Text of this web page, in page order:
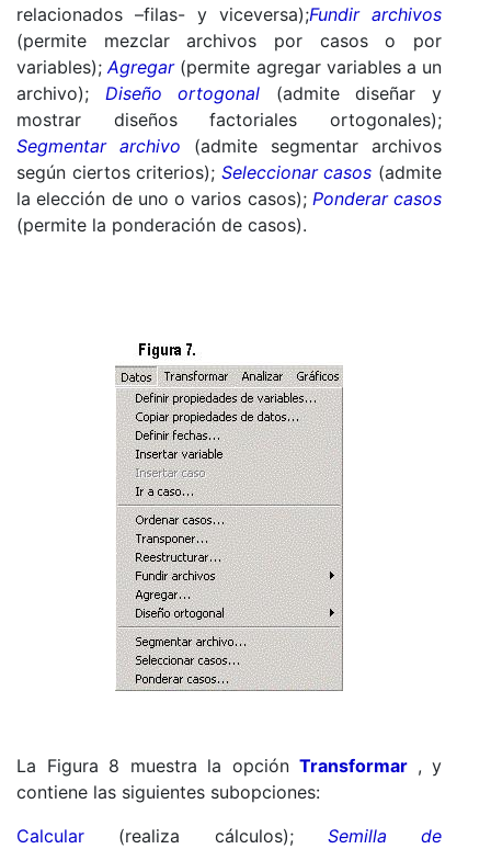
relacionados –filas- y viceversa);Fundir archivos
(permite mezclar archivos por casos o por
variables);Agregar (permite agregar variables a un
archivo); Diseño ortogonal (admite diseñar y
mostrar diseños factoriales ortogonales);
Segmentar archivo (admite segmentar archivos
según ciertos criterios); Seleccionar casos (admite
la elección de uno o varios casos); Ponderar casos
(permite la ponderación de casos).
La Figura 8 muestra la opción Transformar , y
contiene las siguientes subopciones:
Calcular (realiza cálculos);
Semilla de